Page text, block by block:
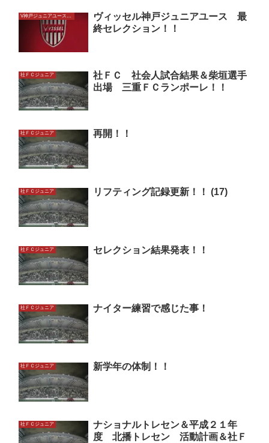
V神戸ジュニアユースU13
ヴィッセル神戸ジュニアユース 最
終セレクション！！
社ＦＣジュニア
社ＦＣ 社会人試合結果＆柴垣選手
出場 三重ＦＣランポーレ！！
社ＦＣジュニア 再開！！
社ＦＣジュニア リフティング記録更新！！ (17)
社ＦＣジュニア セレクション結果発表！！
社ＦＣジュニア ナイター練習で感じた事！
社ＦＣジュニア 新学年の体制！！
社ＦＣジュニア
ナショナルトレセン＆平成２１年
度 北播トレセン 活動計画＆社Ｆ